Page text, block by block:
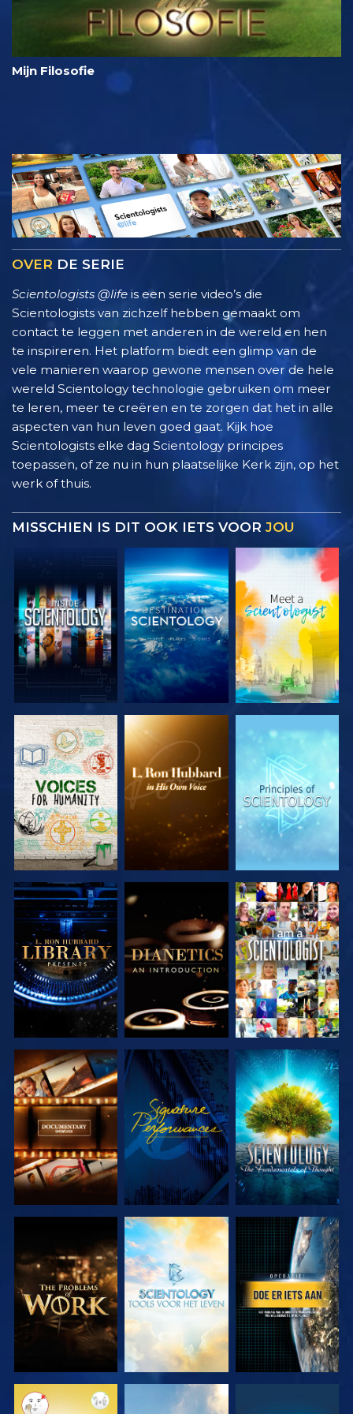
Mijn Filosofie
OVER DE SERIE
Scientologists @life is een serie video’s die
Scientologists van zichzelf hebben gemaakt om
contact te leggen met anderen in de wereld en hen
te inspireren. Het platform biedt een glimp van de
vele manieren waarop gewone mensen over de hele
wereld Scientology technologie gebruiken om meer
te leren, meer te creëren en te zorgen dat het in alle
aspecten van hun leven goed gaat. Kijk hoe
Scientologists elke dag Scientology principes
toepassen, of ze nu in hun plaatselijke Kerk zijn, op het
werk of thuis.
MISSCHIEN IS DIT OOK IETS VOOR JOU
VERKEN DE
SERIE
VERKEN DE
SERIE
VERKEN DE
SERIE
VERKEN DE
SERIE
VERKEN DE
SERIE
KIJK
VERKEN DE
SERIE
KIJK
VERKEN DE
SERIE
VERKEN DE
SERIE
VERKEN DE
SERIE
KIJK